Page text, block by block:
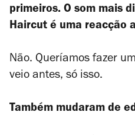
primeiros. O som mais
Haircut é uma reacção
Não. Queríamos fazer
veio antes, só isso.
Também mudaram de